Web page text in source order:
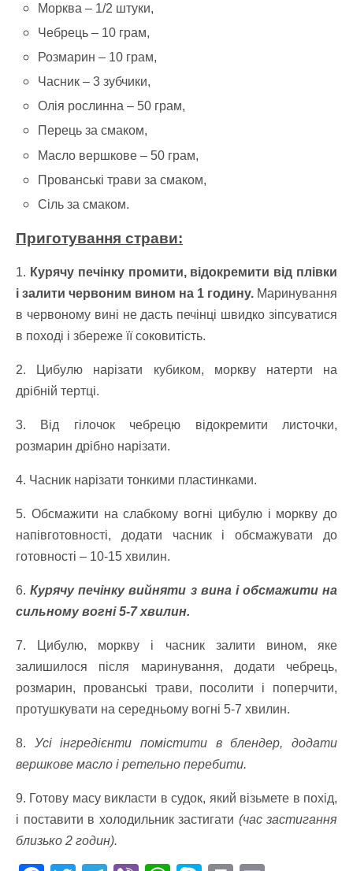
Морква – 1/2 штуки,
Чебрець – 10 грам,
Розмарин – 10 грам,
Часник – 3 зубчики,
Олія рослинна – 50 грам,
Перець за смаком,
Масло вершкове – 50 грам,
Прованські трави за смаком,
Сіль за смаком.
Приготування страви:
1. Курячу печінку промити, відокремити від плівки
і залити червоним вином на 1 годину. Маринування
в червоному вині не дасть печінці швидко зіпсуватися
в поході і збереже її соковитість.
2. Цибулю нарізати кубиком, моркву натерти на
дрібній тертці.
3. Від гілочок чебрецю відокремити листочки,
розмарин дрібно нарізати.
4. Часник нарізати тонкими пластинками.
5. Обсмажити на слабкому вогні цибулю і моркву до
напівготовності, додати часник і обсмажувати до
готовності – 10-15 хвилин.
6.Курячу печінку вийняти з вина і обсмажити на
сильному вогні 5-7 хвилин.
7. Цибулю, моркву і часник залити вином, яке
залишилося після маринування, додати чебрець,
розмарин, прованські трави, посолити і поперчити,
протушкувати на середньому вогні 5-7 хвилин.
8. Усі інгредієнти помістити в блендер, додати
вершкове масло і ретельно перебити.
9. Готову масу викласти в судок, який візьмете в похід,
і поставити в холодильник застигати (час застигання
близько 2 годин).